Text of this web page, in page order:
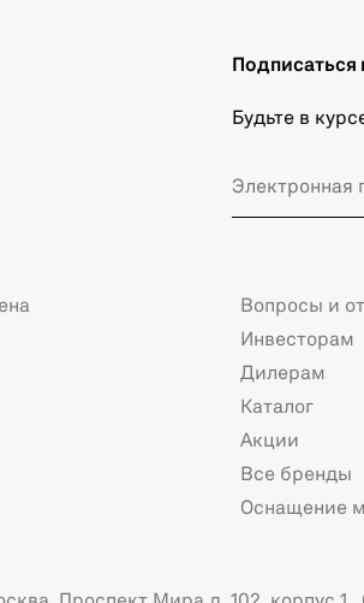
Подписаться
Будьте в
Вопросы и
Инвесторам
Дилерам
Каталог
Акции
Все бренды
Оснащение